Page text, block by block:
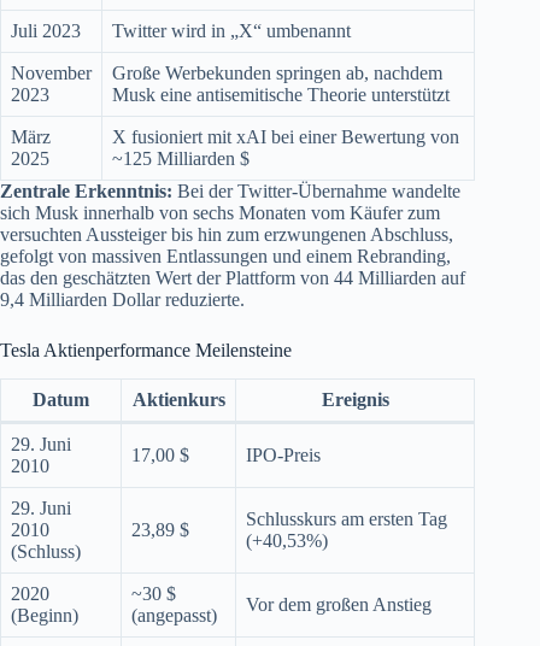
Juli 2023 Twitter wird in „X“ umbenannt
November
2023
Große Werbekunden springen ab, nachdem
Musk eine antisemitische Theorie unterstützt
März
2025
X fusioniert mit xAI bei einer Bewertung von
~125 Milliarden $
Zentrale Erkenntnis: Bei der Twitter-Übernahme wandelte
sich Musk innerhalb von sechs Monaten vom Käufer zum
versuchten Aussteiger bis hin zum erzwungenen Abschluss,
gefolgt von massiven Entlassungen und einem Rebranding,
das den geschätzten Wert der Plattform von 44 Milliarden auf
9,4 Milliarden Dollar reduzierte.
Tesla Aktienperformance Meilensteine
Datum Aktienkurs Ereignis
29. Juni
2010
17,00 $ IPO-Preis
29. Juni
2010
(Schluss)
23,89 $
Schlusskurs am ersten Tag
(+40,53%)
2020
(Beginn)
~30 $
(angepasst)
Vor dem großen Anstieg